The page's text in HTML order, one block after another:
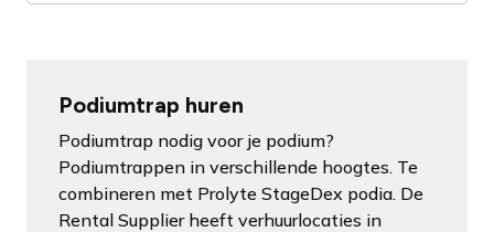
Podiumtrap huren
Podiumtrap nodig voor je podium?
Podiumtrappen in verschillende hoogtes. Te
combineren met Prolyte StageDex podia. De
Rental Supplier heeft verhuurlocaties in